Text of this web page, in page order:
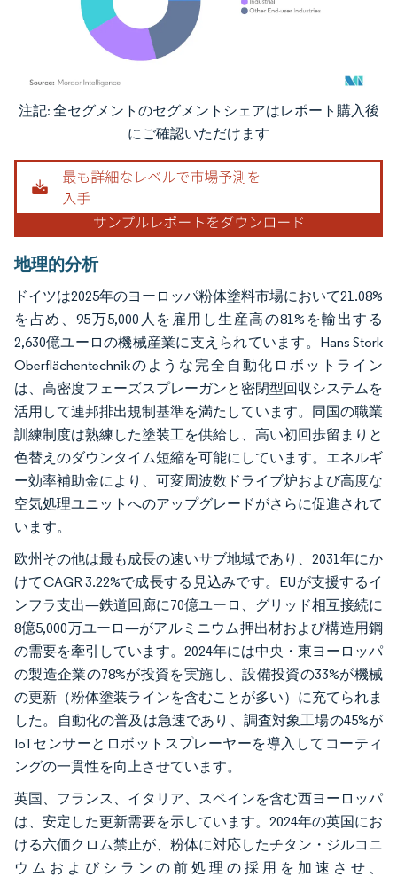
画像 © Mordor Intelligence。再利用にはCC BY 4.0の表示が必要です。
注記: 全セグメントのセグメントシェアはレポート購入後
にご確認いただけます
地理的分析
ドイツは2025年のヨーロッパ粉体塗料市場において21.08%
を占め、95万5,000人を雇用し生産高の81%を輸出する
2,630億ユーロの機械産業に支えられています。Hans Stork
Oberflächentechnikのような完全自動化ロボットライン
は、高密度フェーズスプレーガンと密閉型回収システムを
活用して連邦排出規制基準を満たしています。同国の職業
訓練制度は熟練した塗装工を供給し、高い初回歩留まりと
色替えのダウンタイム短縮を可能にしています。エネルギ
ー効率補助金により、可変周波数ドライブ炉および高度な
空気処理ユニットへのアップグレードがさらに促進されて
います。
欧州その他は最も成長の速いサブ地域であり、2031年にか
けてCAGR 3.22%で成長する見込みです。EUが支援するイ
ンフラ支出—鉄道回廊に70億ユーロ、グリッド相互接続に
8億5,000万ユーロ—がアルミニウム押出材および構造用鋼
の需要を牽引しています。2024年には中央・東ヨーロッパ
の製造企業の78%が投資を実施し、設備投資の33%が機械
の更新（粉体塗装ラインを含むことが多い）に充てられま
した。自動化の普及は急速であり、調査対象工場の45%が
IoTセンサーとロボットスプレーヤーを導入してコーティ
ングの一貫性を向上させています。
英国、フランス、イタリア、スペインを含む西ヨーロッパ
は、安定した更新需要を示しています。2024年の英国にお
ける六価クロム禁止が、粉体に対応したチタン・ジルコニ
ウムおよびシランの前処理の採用を加速させ、